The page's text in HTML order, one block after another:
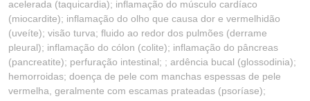
acelerada (taquicardia); inflamação do músculo cardíaco
(miocardite); inflamação do olho que causa dor e vermelhidão
(uveíte); visão turva; fluido ao redor dos pulmões (derrame
pleural); inflamação do cólon (colite); inflamação do pâncreas
(pancreatite); perfuração intestinal; ; ardência bucal (glossodinia);
hemorroidas; doença de pele com manchas espessas de pele
vermelha, geralmente com escamas prateadas (psoríase);